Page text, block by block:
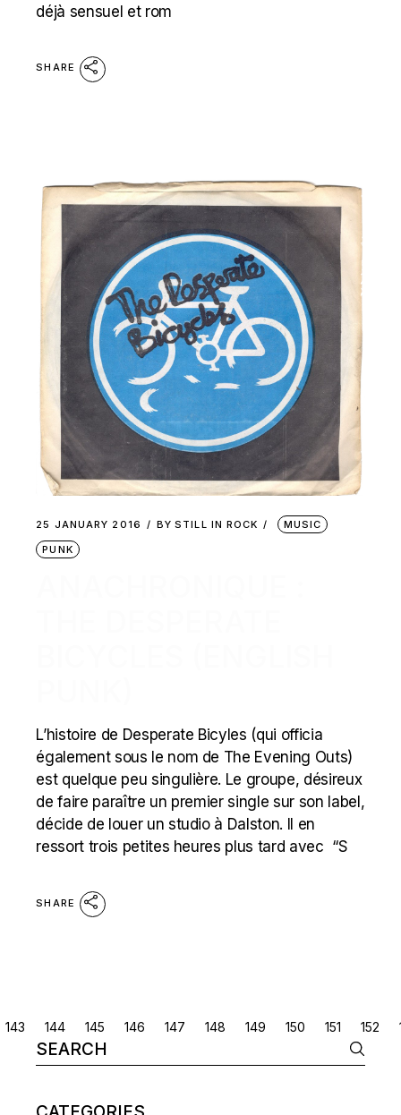
déjà sensuel et rom
SHARE
25 JANUARY 2016 BY STILL IN ROCK
MUSIC
PUNK
L’histoire de Desperate Bicyles (qui officia
également sous le nom de The Evening Outs)
est quelque peu singulière. Le groupe, désireux
de faire paraître un premier single sur son label,
décide de louer un studio à Dalston. Il en
ressort trois petites heures plus tard avec “S
SHARE
POSTS
NAVIGATION
143 144 145 146 147 148 149 150 151 152
Search
for: